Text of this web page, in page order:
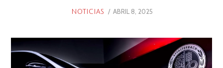
NOTICIAS
POSTED
ABRIL 8, 2025